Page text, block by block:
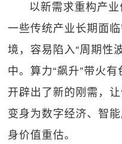
以新需求重构产
一些传统产业长期面
境，容易陷入“周期性
中。算力“飙升”带火
开辟出了新的刚需，
变身为数字经济、智
身价值重估。